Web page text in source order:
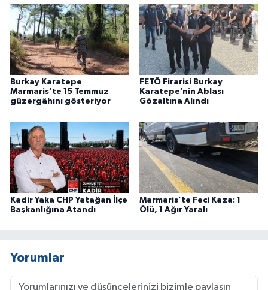
Burkay Karatepe
Marmaris’te 15 Temmuz
güzergâhını gösteriyor
FETÖ Firarisi Burkay
Karatepe’nin Ablası
Gözaltına Alındı
Kadir Yaka CHP Yatağan İlçe
Başkanlığına Atandı
Marmaris’te Feci Kaza: 1
Ölü, 1 Ağır Yaralı
Yorumlar